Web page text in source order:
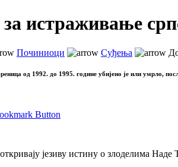
истраживање
Починиоци Суђења
од 1992. до 1995. године убијено је или умрло,
језиву истину о злоделима